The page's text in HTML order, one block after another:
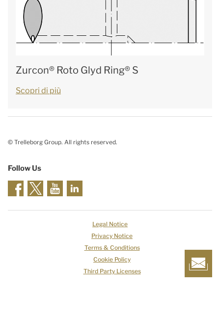
Zurcon® Roto Glyd Ring® S
Scopri di più
© Trelleborg Group. All rights reserved.
Follow Us
Legal Notice
Privacy Notice
Terms & Conditions
Cookie Policy
Third Party Licenses